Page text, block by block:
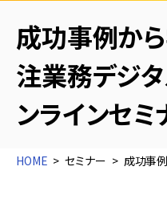
成功事例から
注業務デジ
ンラインセミ
HOME セミナー 成功事